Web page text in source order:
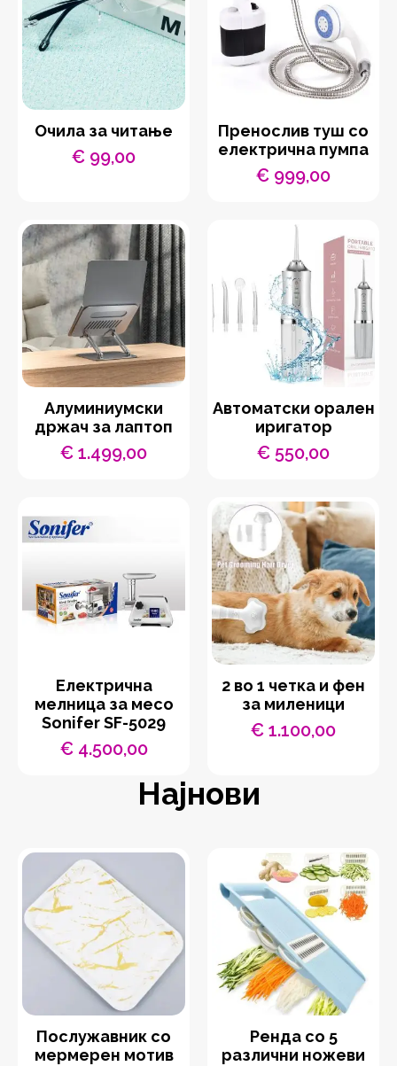
Очила за читање
€ 99,00
Пренослив туш со
електрична пумпа
€ 999,00
Aлуминиумски
држач за лаптоп
€ 1.499,00
Автоматски орален
иригатор
€ 550,00
Eлектрична
мелница за месо
Sonifer SF-5029
€4.500,00
2 во 1 четка и фен
за миленици
€ 1.100,00
Најнови
Послужавник со
мермерен мотив
Ренда со 5
различни ножеви